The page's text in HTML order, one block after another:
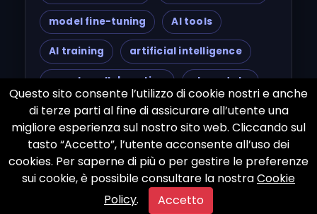
Questo sito consente l’utilizzo di cookie nostri e anche
di terze parti al fine di assicurare all’utente una
migliore esperienza sul nostro sito web. Cliccando sul
tasto “Accetto”, l’utente acconsente all’uso dei
cookies. Per saperne di più o per gestire le preferenze
sui cookie, è possibile consultare la nostraCookie
Policy. Accetto
model fine-tuning AI tools
AI training artificial intelligence
remote collaboration clean data
data management
language models Google Cloud
Jupyter Notebook
AI development